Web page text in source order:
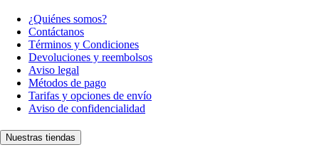
¿Quiénes somos?
Contáctanos
Términos y Condiciones
Devoluciones y reembolsos
Aviso legal
Métodos de pago
Tarifas y opciones de envío
Aviso de confidencialidad
Nuestras tiendas